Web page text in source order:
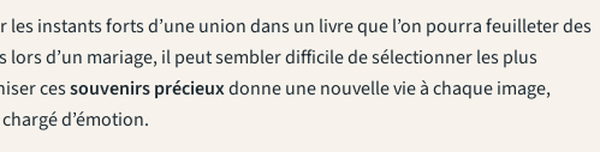
les instants forts d’une union dans un livre que l’on pourra feuilleter des
lors d’un mariage, il peut sembler difficile de sélectionner les plus
cessouvenirs précieuxdonne une nouvelle vie à chaque image,
d’émotion.